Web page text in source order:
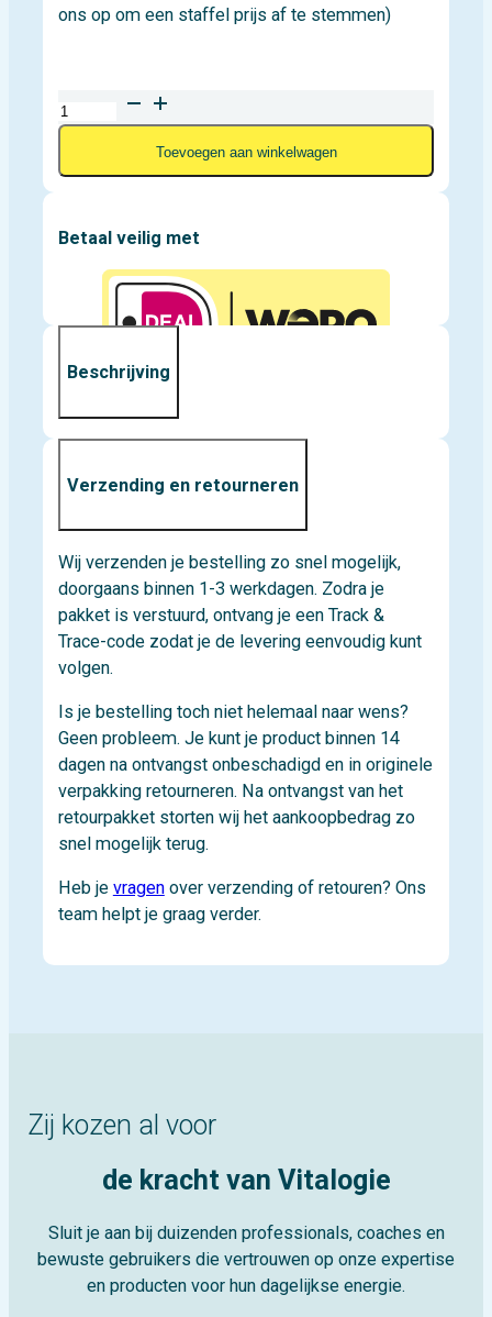
ons op om een staffel prijs af te stemmen)
Vitalogie
magazine
stuk)
Toevoegen aan winkelwagen
Betaal veilig met
Beschrijving
Verzending en retourneren
Wij verzenden je bestelling zo snel mogelijk,
doorgaans binnen 1-3 werkdagen. Zodra je
pakket is verstuurd, ontvang je een Track &
Trace-code zodat je de levering eenvoudig kunt
volgen.
Is je bestelling toch niet helemaal naar wens?
Geen probleem. Je kunt je product binnen 14
dagen na ontvangst onbeschadigd en in originele
verpakking retourneren. Na ontvangst van het
retourpakket storten wij het aankoopbedrag zo
snel mogelijk terug.
Heb je vragenover verzending of retouren? Ons
team helpt je graag verder.
Zij kozen al voor
de kracht van Vitalogie
Sluit je aan bij duizenden professionals, coaches en
bewuste gebruikers die vertrouwen op onze expertise
en producten voor hun dagelijkse energie.